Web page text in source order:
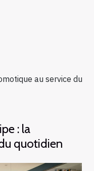
au service du
: la
quotidien